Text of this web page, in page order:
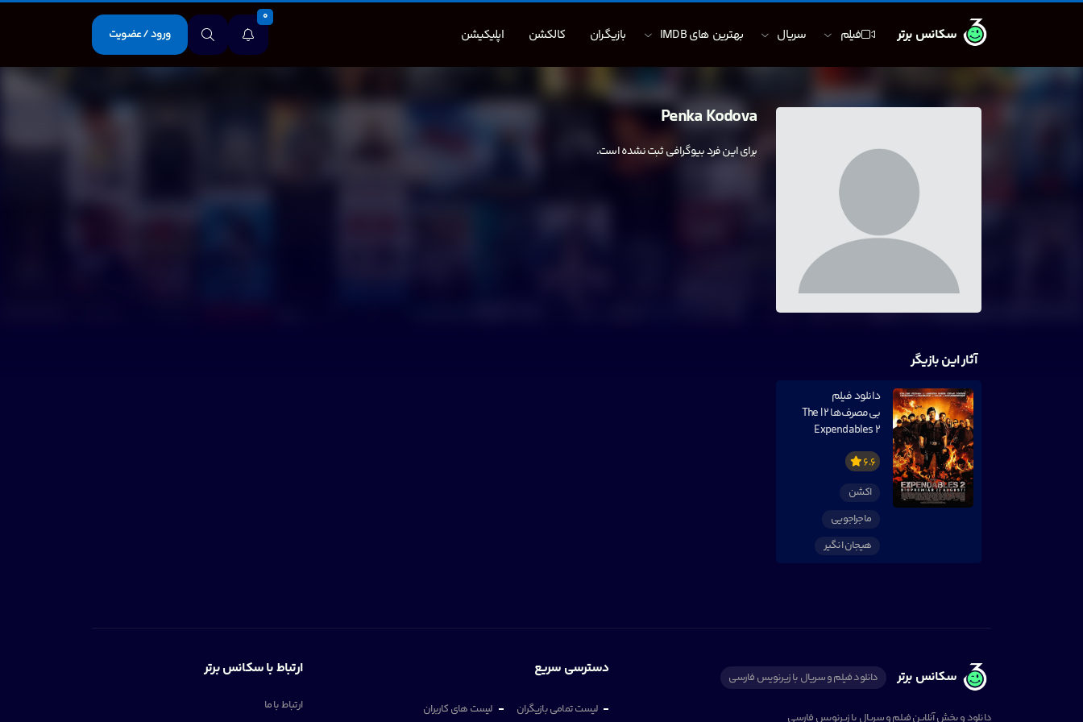
سکانس برتر فیلم سریال بهترین های IMDB بازیگران کالکشن اپلیکیشن
0
ورود / عضویت
Penka Kodova
برای این فرد بیوگرافی ثبت نشده است.
آثار این بازیگر
دانلود فیلم
بی‌مصرف‌ها ۲ | The
Expendables 2
6.6
اکشن
ماجراجویی
هیجان انگیر
سکانس برتر دانلود فیلم و سریال با زیرنویس فارسی
دانلود و پخش آنلاین فیلم و سریال با زیرنویس فارسی
دسترسی سریع
لیست تمامی بازیگران لیست های کاربران
ارتباط با سکانس برتر
ارتباط با ما